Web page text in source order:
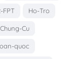
FPT Ho-Tro
Cu
quoc